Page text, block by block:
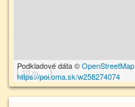
10 m
Podkladové dáta ©OpenStreetMap
https://poi.oma.sk/w258274074